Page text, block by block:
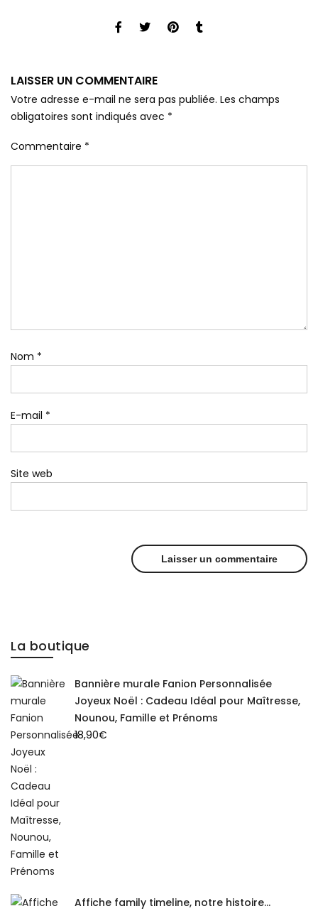
LAISSER UN COMMENTAIRE
Votre adresse e-mail ne sera pas publiée. Les champs
obligatoires sont indiqués avec *
Commentaire *
Nom *
E-mail *
Site web
La boutique
Bannière murale Fanion Personnalisée
Joyeux Noël : Cadeau Idéal pour Maîtresse,
Nounou, Famille et Prénoms
18,90€
Affiche family timeline, notre histoire...